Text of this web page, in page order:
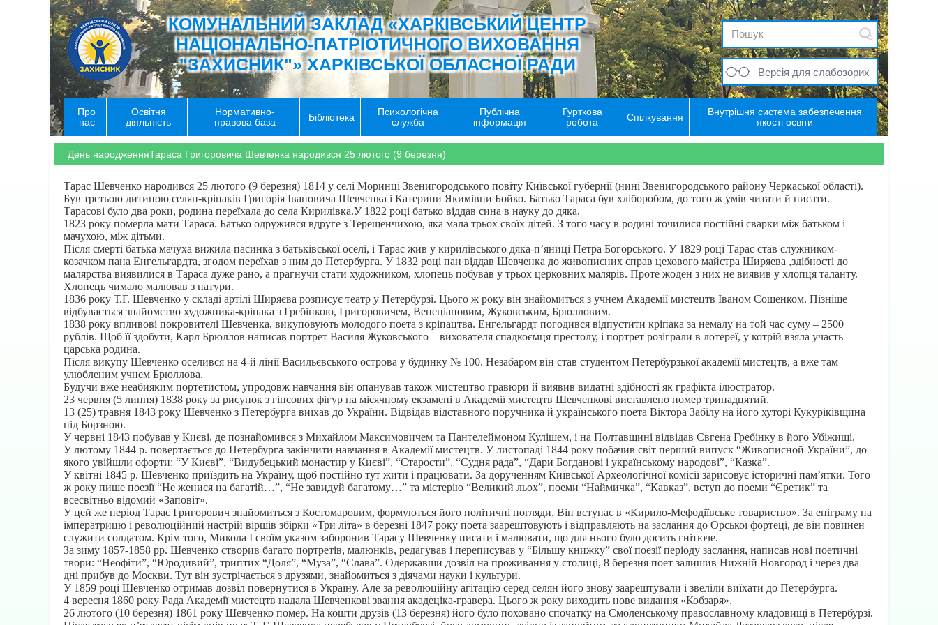
КОМУНАЛЬНИЙ ЗАКЛАД «ХАРКІВСЬКИЙ ЦЕНТР
НАЦІОНАЛЬНО-ПАТРІОТИЧНОГО ВИХОВАННЯ
"ЗАХИСНИК"» ХАРКІВСЬКОЇ ОБЛАСНОЇ РАДИ
Версія для слабозорих
Про
нас
Освітня
діяльність
Нормативно-
правова база
Бібліотека
Психологічна
служба
Публічна
інформація
Гурткова
робота
Спілкування
Внутрішня система забезпечення
якості освіти
День народженняТараса Григоровича Шевченка народився 25 лютого (9 березня)
Тарас Шевченко народився 25 лютого (9 березня) 1814 у селі Моринці Звенигородського повіту Київської губернії (нині Звенигородського району Черкаської області).
Був третьою дитиною селян-кріпаків Григорія Івановича Шевченка і Катерини Якимівни Бойко. Батько Тараса був хліборобом, до того ж умів читати й писати.
Тарасові було два роки, родина переїхала до села Кирилівка.У 1822 році батько віддав сина в науку до дяка.
1823 року померла мати Тараса. Батько одружився вдруге з Терещенчихою, яка мала трьох своїх дітей. З того часу в родині точилися постійні сварки між батьком і
мачухою, між дітьми.
Після смерті батька мачуха вижила пасинка з батьківської оселі, і Тарас жив у кирилівського дяка-п’яниці Петра Богорського. У 1829 році Тарас став служником-
козачком пана Енгельгардта, згодом переїхав з ним до Петербурга. У 1832 році пан віддав Шевченка до живописних справ цехового майстра Ширяева ,здібності до
малярства виявилися в Тараса дуже рано, а прагнучи стати художником, хлопець побував у трьох церковних малярів. Проте жоден з них не виявив у хлопця таланту.
Хлопець чимало малював з натури.
1836 року Т.Г. Шевченко у складі артілі Ширяєва розписує театр у Петербурзі. Цього ж року він знайомиться з учнем Академії мистецтв Іваном Сошенком. Пізніше
відбувається знайомство художника-кріпака з Гребінкою, Григоровичем, Венеціановим, Жуковським, Брюлловим.
1838 року впливові покровителі Шевченка, викуповують молодого поета з кріпацтва. Енгельгардт погодився відпустити кріпака за немалу на той час суму – 2500
рублів. Щоб її здобути, Карл Брюллов написав портрет Василя Жуковського – вихователя спадкоємця престолу, і портрет розіграли в лотереї, у котрій взяла участь
царська родина.
Після викупу Шевченко оселився на 4-й лінії Васильєвського острова у будинку № 100. Незабаром він став студентом Петербурзької академії мистецтв, а вже там –
улюбленим учнем Брюллова.
Будучи вже неабияким портетистом, упродовж навчання він опанував також мистецтво гравюри й виявив видатні здібності як графікта ілюстратор.
23 червня (5 липня) 1838 року за рисунок з гіпсових фігур на місячному екзамені в Академії мистецтв Шевченкові виставлено номер тринадцятий.
13 (25) травня 1843 року Шевченко з Петербурга виїхав до України. Відвідав відставного поручника й українського поета Віктора Забілу на його хуторі Кукуріківщина
під Борзною.
У червні 1843 побував у Києві, де познайомився з Михайлом Максимовичем та Пантелеймоном Кулішем, і на Полтавщині відвідав Євгена Гребінку в його Убіжищі.
У лютому 1844 р. повертається до Петербурга закінчити навчання в Академії мистецтв. У листопаді 1844 року побачив світ перший випуск “Живописной України”, до
якого увійшли офорти: “У Києві”, “Видубецький монастир у Києві”, “Старости”, “Судня рада”, “Дари Богданові і українському народові”, “Казка”.
У квітні 1845 р. Шевченко приїздить на Україну, щоб постійно тут жити і працювати. За дорученням Київської Археологічної комісії зарисовує історичні пам’ятки. Того
ж року пише поезії “Не женися на багатій…”, “Не завидуй багатому…” та містерію “Великий льох”, поеми “Наймичка”, “Кавказ”, вступ до поеми “Єретик” та
всесвітньо відомий «Заповіт».
У цей же період Тарас Григорович знайомиться з Костомаровим, формуються його політичні погляди. Він вступає в «Кирило-Мефодіївське товариство». За епіграму на
імператрицю і революційний настрій віршів збірки «Три літа» в березні 1847 року поета заарештовують і відправляють на заслання до Орської фортеці, де він повинен
служити солдатом. Крім того, Микола І своїм указом заборонив Тарасу Шевченку писати і малювати, що для нього було досить гнітюче.
За зиму 1857-1858 рр. Шевченко створив багато портретів, малюнків, редагував і переписував у “Більшу книжку” свої поезії періоду заслання, написав нові поетичні
твори: “Неофіти”, “Юродивий”, триптих “Доля”, “Муза”, “Слава”. Одержавши дозвіл на проживання у столиці, 8 березня поет залишив Нижній Новгород і через два
дні прибув до Москви. Тут він зустрічається з друзями, знайомиться з діячами науки і культури.
У 1859 році Шевченко отримав дозвіл повернутися в Україну. Але за революційну агітацію серед селян його знову заарештували і звеліли виїхати до Петербурга.
4 вересня 1860 року Рада Академії мистецтв надала Шевченкові звання акадеціка-гравера. Цього ж року виходить нове видання «Кобзаря».
26 лютого (10 березня) 1861 року Шевченко помер. На кошти друзів (13 березня) його було поховано спочатку на Смоленському православному кладовищі в Петербурзі.